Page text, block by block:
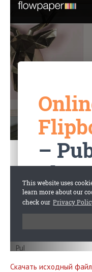
Скачать исходный файл